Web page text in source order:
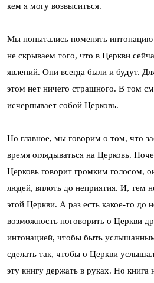
кем я могу возвыситься.
Мы попытались поменять
не скрываем того, что в Церкви
явлений. Они всегда были и будут.
этом нет ничего страшного. В том
исчерпывает собой Церковь.
Но главное, мы говорим о том, что
время оглядываться на Церковь.
Церковь говорит громким голосом,
людей, вплоть до неприятия. И, тем
этой Церкви. А раз есть какое-то до
возможность поговорить о Церкви
интонацией, чтобы быть
сделать так, чтобы о Церкви
эту книгу держать в руках. Но книга